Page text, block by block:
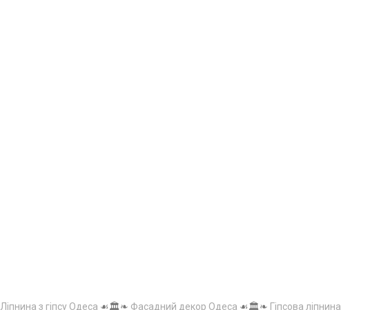
Ліпнина з гіпсу Одеса ☙🏛️❧ Фасадний декор Одеса ☙🏛️❧ Гіпсова ліпнина